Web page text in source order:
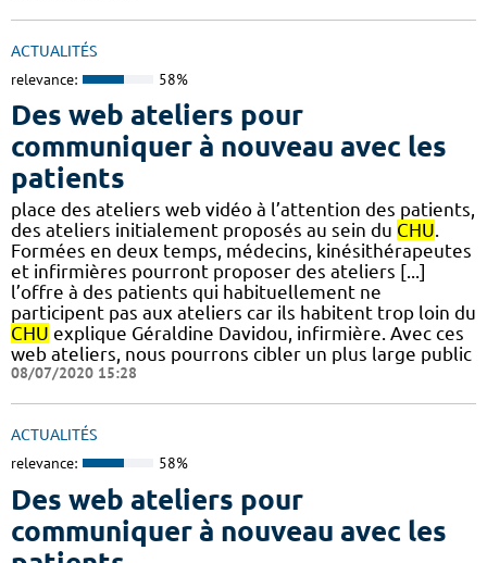
ACTUALITÉS
relevance: 58%
Des web ateliers pour
communiquer à nouveau avec les
patients
place des ateliers web vidéo à l’attention des patients,
des ateliers initialement proposés au sein du CHU.
Formées en deux temps, médecins, kinésithérapeutes
et infirmières pourront proposer des ateliers [...]
l’offre à des patients qui habituellement ne
participent pas aux ateliers car ils habitent trop loin du
CHU explique Géraldine Davidou, infirmière. Avec ces
web ateliers, nous pourrons cibler un plus large public
08/07/2020 15:28
ACTUALITÉS
relevance: 58%
Des web ateliers pour
communiquer à nouveau avec les